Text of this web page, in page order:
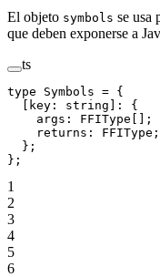
El objeto symbols se usa
que deben exponerse a
ts
type Symbols = {
key : string :
{
    args
: FFIType [];
    returns
: FFIType ;
  };
};
1
2
3
4
5
6